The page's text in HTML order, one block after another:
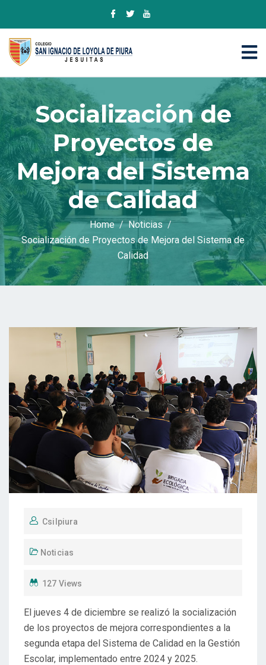
Socialización de
Proyectos de
Mejora del Sistema
de Calidad
Home
Noticias
Socialización de Proyectos de Mejora del Sistema de
Calidad
Csilpiura
Noticias
127 Views
El jueves 4 de diciembre se realizó la socialización
de los proyectos de mejora correspondientes a la
segunda etapa del Sistema de Calidad en la Gestión
Escolar, implementado entre 2024 y 2025.